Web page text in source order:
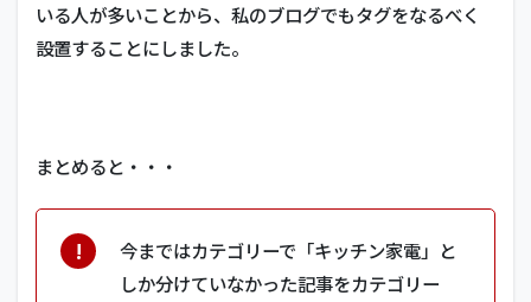
いる人が多いことから、私のブログでもタグをなるべく
設置することにしました。
まとめると・・・
今まではカテゴリーで「キッチン家電」と
しか分けていなかった記事をカテゴリー